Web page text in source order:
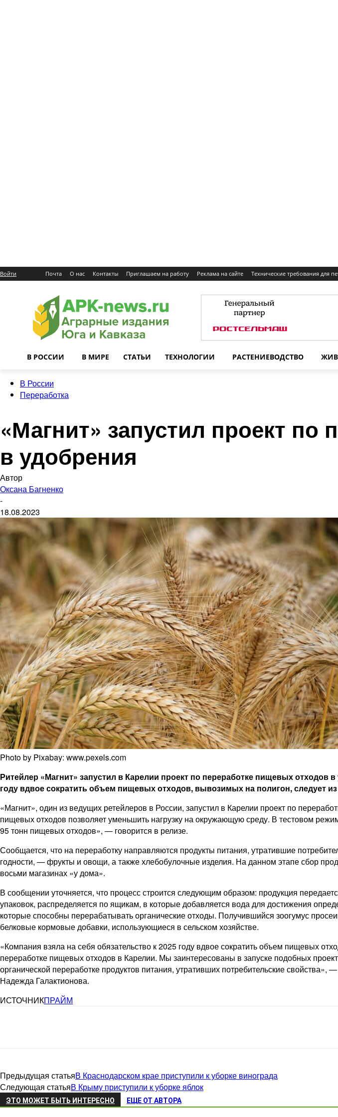
Войти Почта О нас Контакты Приглашаем на работу Реклама на сайте Технические требования для
В РОССИИ В МИРЕ СТАТЬИ ТЕХНОЛОГИИ РАСТЕНИЕВОДСТВО
В России
Переработка
«Магнит» запустил проект
в удобрения
Автор
Оксана Багненко
-
18.08.2023
Photo by Pixabay: www.pexels.com
Ритейлер «Магнит» запустил в Карелии проект по переработке пищевых
году вдвое сократить объем пищевых отходов, вывозимых на полигон, следует из
«Магнит», один из ведущих ретейлеров в России, запустил в Карелии проект по
пищевых отходов позволяет уменьшить нагрузку на окружающую среду. В тестовом
95 тонн пищевых отходов», — говорится в релизе.
Сообщается, что на переработку направляются продукты питания, утратившие
годности, — фрукты и овощи, а также хлебобулочные изделия. На данном этапе сбор
восьми магазинах «у дома».
В сообщении уточняется, что процесс строится следующим образом: продукция
упаковок, распределяется по ящикам, в которые добавляется вода для достижения
которые способны перерабатывать органические отходы. Получившийся зоогумус
белковые кормовые добавки, использующиеся в сельском хозяйстве.
«Компания взяла на себя обязательство к 2025 году вдвое сократить объем пищевых
переработке пищевых отходов в Карелии. Мы заинтересованы в запуске подобных
органической переработке продуктов питания, утративших потребительские
Надежда Галактионова.
ИСТОЧНИКПРАЙМ
Предыдущая статьяВ Краснодарском крае приступили к уборке винограда
Следующая статьяВ Крыму приступили к уборке яблок
ЭТО МОЖЕТ БЫТЬ ИНТЕРЕСНО ЕЩЕ ОТ АВТОРА